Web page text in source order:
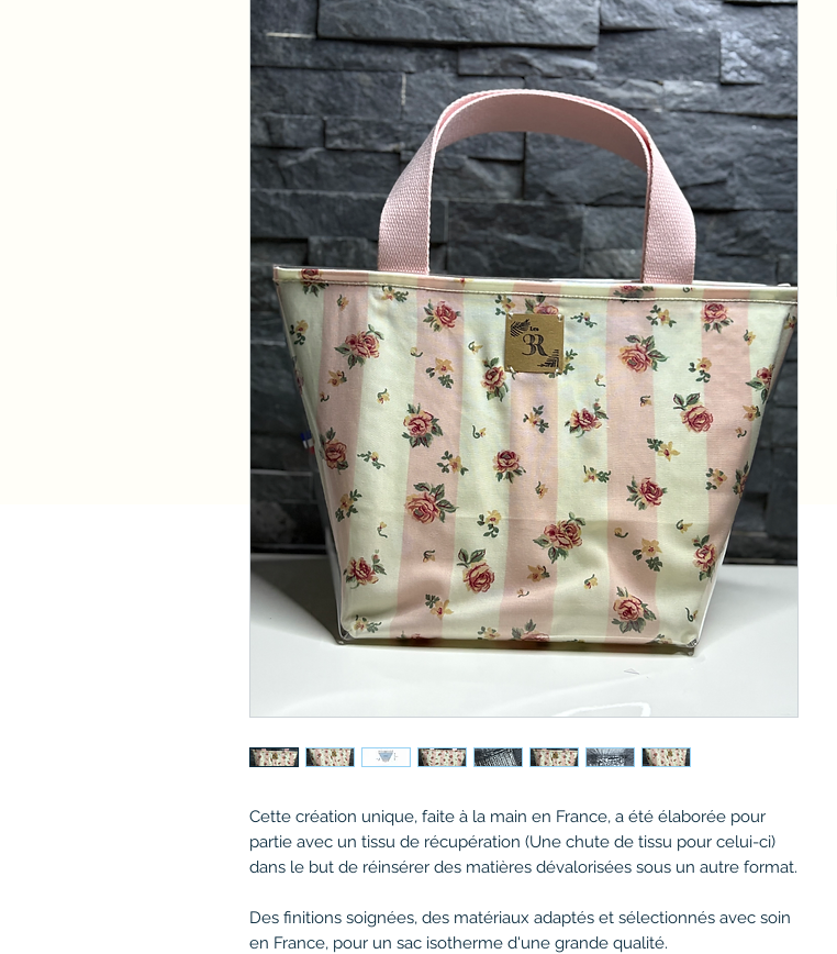
Cette création unique, faite à la main en France, a été élaborée pour
partie avec un tissu de récupération (Une chute de tissu pour celui-ci)
dans le but de réinsérer des matières dévalorisées sous un autre format.
Des finitions soignées, des matériaux adaptés et sélectionnés avec soin
en France, pour un sac isotherme d'une grande qualité.